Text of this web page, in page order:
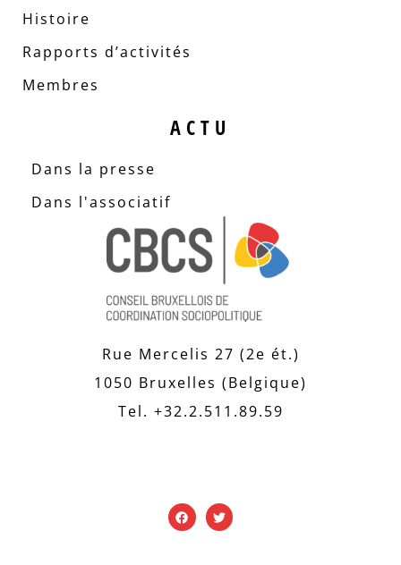
Histoire
Rapports d’activités
Membres
ACTU
Dans la presse
Dans l'associatif
Rue Mercelis 27 (2e ét.)
1050 Bruxelles (Belgique)
Tel. +32.2.511.89.59